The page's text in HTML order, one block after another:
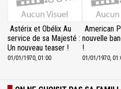
Astérix et Obélix Au
service de sa Majesté :
Un nouveau teaser !
01/01/1970, 01:00
American
nouvelle
!
01/01/1970,